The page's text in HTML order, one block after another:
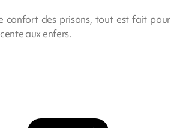
confort des prisons, tout est fait pour
aux enfers.